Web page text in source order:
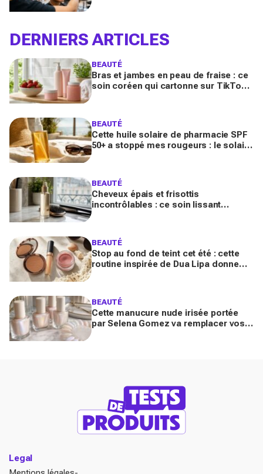
DERNIERS ARTICLES
BEAUTÉ
Bras et jambes en peau de fraise : ce
soin coréen qui cartonne sur TikTok
BEAUTÉ
Cette huile solaire de pharmacie SPF
50+ a stoppé mes rougeurs : le solaire
BEAUTÉ
Cheveux épais et frisottis
incontrôlables : ce soin lissant
BEAUTÉ
Stop au fond de teint cet été : cette
routine inspirée de Dua Lipa donne
BEAUTÉ
Cette manucure nude irisée portée
par Selena Gomez va remplacer vos
Legal